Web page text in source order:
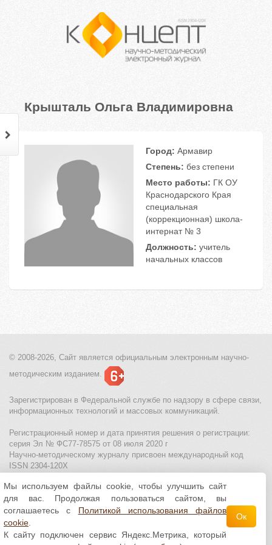
Крышталь Ольга Владимировна
Город: Армавир
Степень: без степени
Место работы: ГК ОУ
Краснодарского Края
специальная
(коррекционная) школа-
интернат № 3
Должность: учитель
начальных классов
© 2008-2026, Сайт является официальным электронным научно-
методическим изданием.
Зарегистрирован в Федеральной службе по надзору в сфере связи,
информационных технологий и массовых коммуникаций.
Регистрационный номер и дата принятия решения о регистрации:
серия Эл № ФС77-78575 от 08 июля 2020 г
Научно-методическому журналу присвоен международный код
ISSN 2304-120X
МЦИТО|Школьные олимпиады и онлайн конкурсы для детей
Политика использования файлов cookie| Политика обработки и
защиты персональных данных
Все материалы доступны полицензии Creative
Commons С указанием авторства 4.0 Всемирная
Мы используем файлы cookie, чтобы улучшить сайт
для вас. Продолжая пользоваться сайтом, вы
соглашаетесь с Политикой использования файлов
cookie
К сайту подключен сервис Яндекс.Метрика, который
Ок